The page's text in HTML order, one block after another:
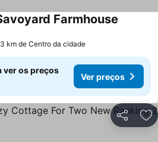
Farmhouse
km de Centro da cidade
ver os preços
Ver preços
Partilhar